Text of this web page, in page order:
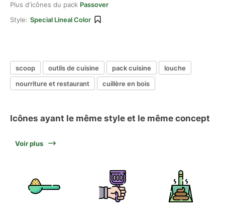
Plus d'icônes du pack Passover
Style: Special Lineal Color
scoop outils de cuisine pack cuisine
louche
nourriture et restaurant
cuillère en bois
Icônes ayant le même style et le même concept
Voir plus